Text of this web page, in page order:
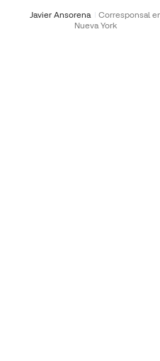
Javier Ansorena
Corresponsal
Nueva York